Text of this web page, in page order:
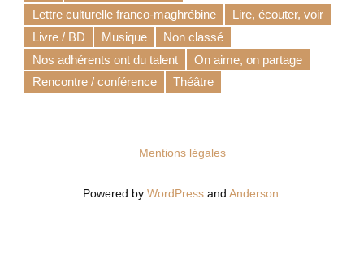
Lettre culturelle franco-maghrébine
Lire, écouter, voir
Livre / BD
Musique
Non classé
Nos adhérents ont du talent
On aime, on partage
Rencontre / conférence
Théâtre
Mentions légales
Powered by WordPressand Anderson